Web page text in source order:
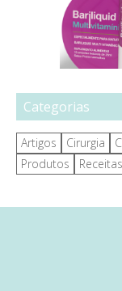
Categorias
Artigos Cirurgia
Produtos
Receitas